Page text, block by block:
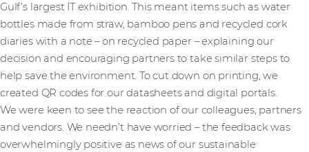
Gulf’s largest IT exhibition. This meant items such as water
bottles made from straw, bamboo pens and recycled cork
diaries with a note – on recycled paper – explaining our
decision and encouraging partners to take similar steps to
help save the environment. To cut down on printing, we
created QR codes for our datasheets and digital portals.
We were keen to see the reaction of our colleagues, partners
and vendors. We needn’t have worried – the feedback was
overwhelmingly positive as news of our sustainable